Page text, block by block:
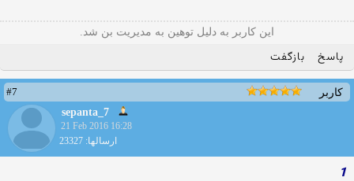
این کاربر به دلیل توهین به مدیریت بن شد.
پاسخ بازگفت
کاربر
#7
sepanta_7
21 Feb 2016 16:28
ارسالها: 23327
1